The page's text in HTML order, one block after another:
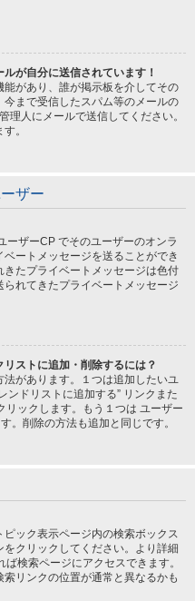
が自分に送信されています！
があり、誰が掲示板を介してその
まで受信したスパム等のメールの
理人にメールで送信してください。
。
ザー
ーザーCP でそのユーザーのオンラ
ートメッセージを送ることができ
たプライベートメッセージは色付
れてきたプライベートメッセージ
ストに追加・削除するには？
があります。１つは追加したいユ
ンドリストに追加する” リンクまた
リックします。もう１つは ユーザー
。削除の方法も追加と同じです。
ック表示ページ内の検索ボックス
クリックしてください。より詳細
検索ページにアクセスできます。
リンクの位置が通常と異なるかも